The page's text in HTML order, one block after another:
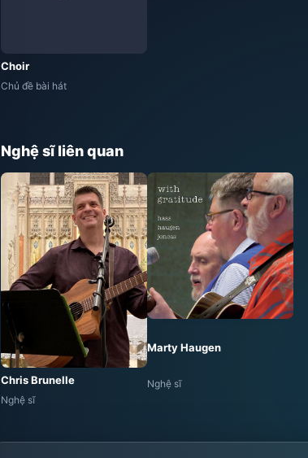
Choir
Chủ đề bài hát
Nghệ sĩ liên quan
Chris Brunelle
Nghệ sĩ
Marty Haugen
Nghệ sĩ